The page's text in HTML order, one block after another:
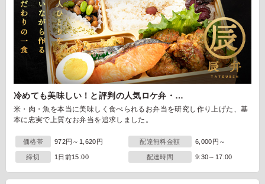
冷めても美味しい！と評判の人気ロケ弁・…
米・肉・魚を本当に美味しく食べられるお弁当を研究し作り上げた、基
本に忠実で上質なお弁当を追求しました。
価格帯 972円～1,620円 配達無料金額 6,000円～
締切 1日前15:00 配達時間 9:30～17:00